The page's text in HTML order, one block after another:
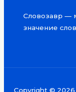
Словозавр —
значение
Copyright ©